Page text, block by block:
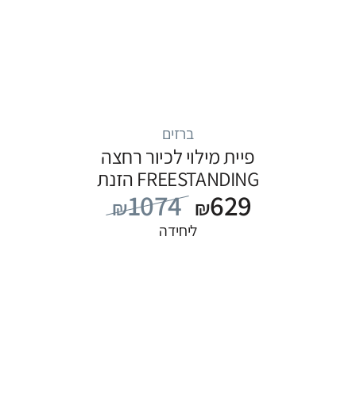
ברזים
פיית מילוי לכיור רחצה
FREESTANDING הזנת
מים מהרצפה, סדרה
FLOW: לבן
₪1074 ₪629
ליחידה